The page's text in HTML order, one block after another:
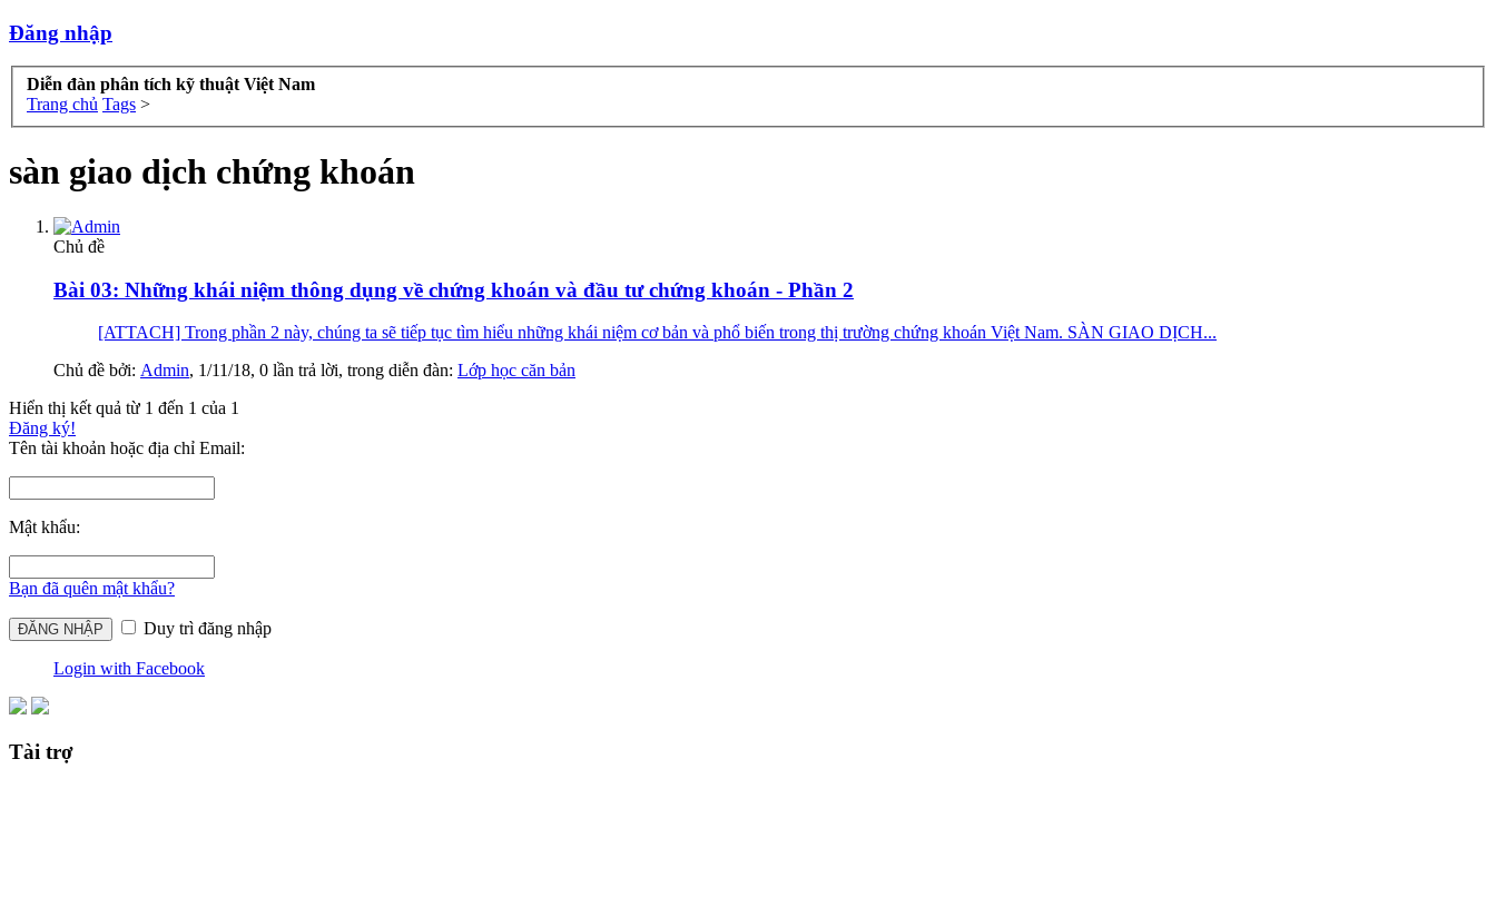
Đăng nhập
Diễn đàn phân tích kỹ thuật Việt Nam
Trang chủ Tags >
sàn giao dịch chứng khoán
Chủ đề
Bài 03: Những khái niệm thông dụng về chứng khoán và đầu tư chứng khoán - Phần 2
[ATTACH] Trong phần 2 này, chúng ta sẽ tiếp tục tìm hiểu những khái niệm cơ bản và phổ biến trong thị trường chứng khoán Việt Nam. SÀN GIAO DỊCH...
Chủ đề bởi: Admin, 1/11/18, 0 lần trả lời, trong diễn đàn: Lớp học căn bản
Hiển thị kết quả từ 1 đến 1 của 1
Đăng ký!
Tên tài khoản hoặc địa chỉ Email:
Mật khẩu:
Bạn đã quên mật khẩu?
Duy trì đăng nhập
Login with Facebook
Tài trợ